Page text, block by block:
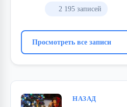
2 195 записей
Просмотреть все записи
НАЗАД